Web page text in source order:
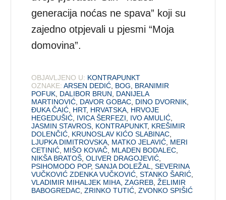
generacija noćas ne spava” koji su
zajedno otpjevali u pjesmi “Moja
domovina”.
OBJAVLJENO U: KONTRAPUNKT
OZNAKE: ARSEN DEDIĆ BOG
BRANIMIR
POFUK DALIBOR BRUN
DANIJELA
MARTINOVIĆ DAVOR GOBAC DINO DVORNIK
ĐUKA ČAIĆ HRT, HRVATSKA HRVOJE
HEGEDUŠIĆ IVICA ŠERFEZI IVO AMULIĆ
JASMIN STAVROS KONTRAPUNKT, KREŠIMIR
DOLENČIĆ KRUNOSLAV KIĆO SLABINAC
LJUPKA DIMITROVSKA MATKO JELAVIĆ MERI
CETINIĆ MIŠO KOVAČ MLADEN BODALEC
NIKŠA BRATOŠ ,OLIVER DRAGOJEVIĆ
PSIHOMODO POP,SANJA DOLEŽAL ,SEVERINA
VUČKOVIĆ ZDENKA VUČKOVIĆ ,STANKO ŠARIĆ
VLADIMIR MIHALJEK MIHA ,ZAGREB ,ŽELIMIR
BABOGREDAC ,ZRINKO TUTIĆ ,ZVONKO SPIŠIĆ